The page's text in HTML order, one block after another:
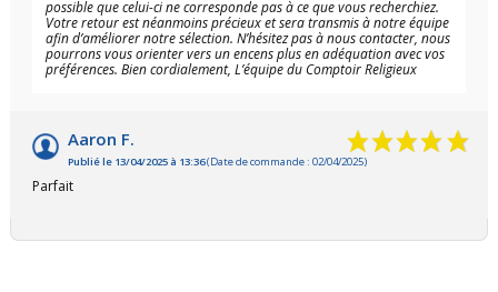
possible que celui-ci ne corresponde pas à ce que vous recherchiez.
Votre retour est néanmoins précieux et sera transmis à notre équipe
afin d’améliorer notre sélection. N’hésitez pas à nous contacter, nous
pourrons vous orienter vers un encens plus en adéquation avec vos
préférences. Bien cordialement, L’équipe du Comptoir Religieux
Aaron F.
Publié le 13/04/2025 à 13:36(Date de commande : 02/04/2025)
Parfait